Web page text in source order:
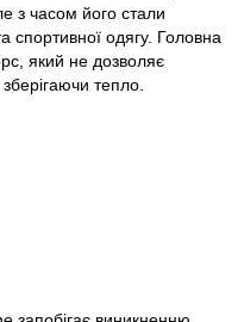
з часом його стали
спортивної одягу. Головна
який не дозволяє
тепло.